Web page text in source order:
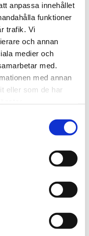
anpassa innehållet
funktioner
trafik. Vi
och annan
medier och
med.
med annan
eller som de har
Lagervara
20262068